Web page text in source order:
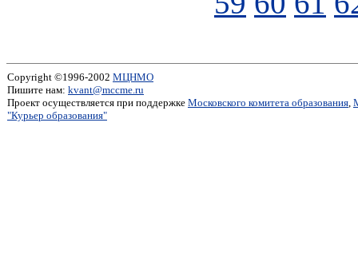
Copyright ©1996-2002 МЦНМО
Пишите нам: kvant@mccme.ru
Проект осуществляется при поддержке Московского комитета образования,
"Курьер образования"